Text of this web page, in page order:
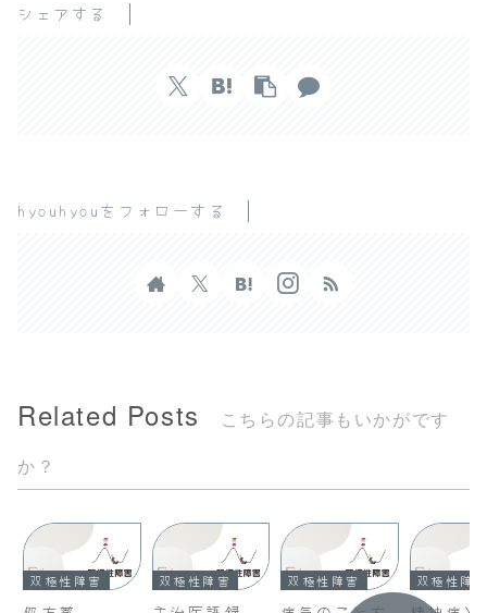
シェアする
hyouhyouをフォローする
Related Posts
こちらの記事もいかがです
か？
双極性障害 双極性障害 双極性障害 双極性障